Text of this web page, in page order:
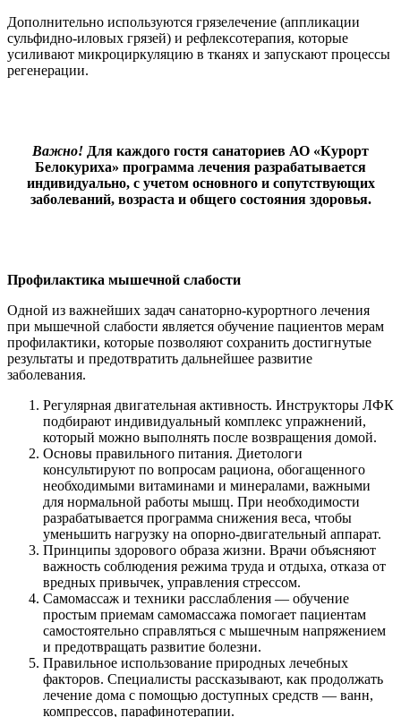
Дополнительно используются грязелечение (аппликации
сульфидно-иловых грязей) и рефлексотерапия, которые
усиливают микроциркуляцию в тканях и запускают процессы
регенерации.
Важно! Для каждого гостя санаториев АО «Курорт
Белокуриха» программа лечения разрабатывается
индивидуально, с учетом основного и сопутствующих
заболеваний, возраста и общего состояния здоровья.
Профилактика мышечной слабости
Одной из важнейших задач санаторно-курортного лечения
при мышечной слабости является обучение пациентов мерам
профилактики, которые позволяют сохранить достигнутые
результаты и предотвратить дальнейшее развитие
заболевания.
Регулярная двигательная активность. Инструкторы ЛФК
подбирают индивидуальный комплекс упражнений,
который можно выполнять после возвращения домой.
Основы правильного питания. Диетологи
консультируют по вопросам рациона, обогащенного
необходимыми витаминами и минералами, важными
для нормальной работы мышц. При необходимости
разрабатывается программа снижения веса, чтобы
уменьшить нагрузку на опорно-двигательный аппарат.
Принципы здорового образа жизни. Врачи объясняют
важность соблюдения режима труда и отдыха, отказа от
вредных привычек, управления стрессом.
Самомассаж и техники расслабления — обучение
простым приемам самомассажа помогает пациентам
самостоятельно справляться с мышечным напряжением
и предотвращать развитие болезни.
Правильное использование природных лечебных
факторов. Специалисты рассказывают, как продолжать
лечение дома с помощью доступных средств — ванн,
компрессов, парафинотерапии.